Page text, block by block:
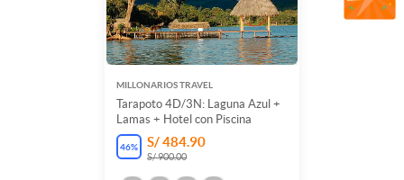
MILLONARIOS TRAVEL
Tarapoto 4D/3N: Laguna Azul +
Lamas + Hotel con Piscina
46% S/ 484.90
S/ 900.00